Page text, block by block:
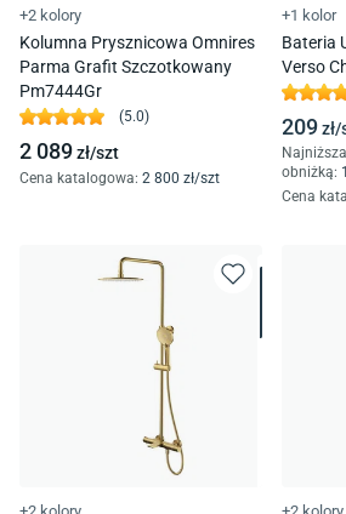
+2 kolory
Kolumna Prysznicowa Omnires
Parma Grafit Szczotkowany
Pm7444Gr
(5.0)
2 089zł/szt
Cena katalogowa: 2 800 zł/szt
+1 kolor
Bateria
Verso
209zł/
obniżką:
Cena